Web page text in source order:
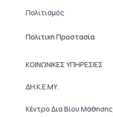
Πολιτισμός
Πολιτική Προστασία
ΚΟΙΝΩΝΙΚΕΣ ΥΠΗΡΕΣΙΕΣ
ΔΗ.Κ.Ε.ΜΥ.
Κέντρο Δια Βίου Μάθησης